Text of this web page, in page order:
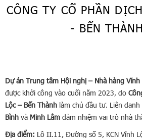
CÔNG TY CỔ PHẦN
- BẾN
Dự án Trung tâm Hội nghị – Nhà hàng Vĩnh
được khởi công vào cuối năm 2023, do
Lộc – Bến Thành làm chủ đầu tư. Liên danh
Bình và Minh Lâm đảm nhiệm vai trò nhà
Địa điểm: Lô II.11, Đường số 5, KCN Vĩnh